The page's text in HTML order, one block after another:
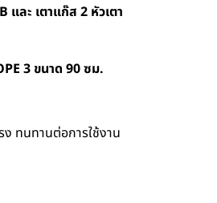
และ เตาแก๊ส 2 หัวเตา
3 ขนาด 90 ซม.
ทนทานต่อการใช้งาน